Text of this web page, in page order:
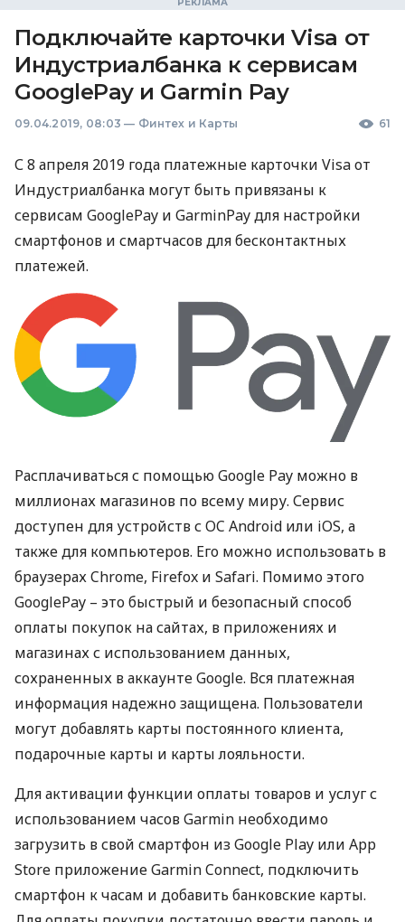
Подключайте карточки Visa от
Индустриалбанка к сервисам
GooglePay и Garmin Pay
09.04.2019, 08:03 — Финтех и Карты 61
С 8 апреля 2019 года платежные карточки Visa от
Индустриалбанка могут быть привязаны к
сервисам GooglePay и GarminPay для настройки
смартфонов и смартчасов для бесконтактных
платежей.
Расплачиваться с помощью Google Pay можно в
миллионах магазинов по всему миру. Сервис
доступен для устройств с OC Android или iOS, а
также для компьютеров. Его можно использовать в
браузерах Chrome, Firefox и Safari. Помимо этого
GooglePay – это быстрый и безопасный способ
оплаты покупок на сайтах, в приложениях и
магазинах с использованием данных,
сохраненных в аккаунте Google. Вся платежная
информация надежно защищена. Пользователи
могут добавлять карты постоянного клиента,
подарочные карты и карты лояльности.
Для активации функции оплаты товаров и услуг с
использованием часов Garmin необходимо
загрузить в свой смартфон из Google Play или App
Store приложение Garmin Connect, подключить
смартфон к часам и добавить банковские карты.